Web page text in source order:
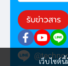
เว็บไซต์
รับข่าวสาร